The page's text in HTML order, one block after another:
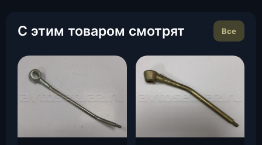
С этим товаром смотрят Все